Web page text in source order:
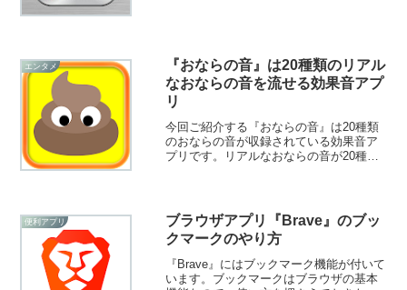
エンタメ
『おならの音』は20種類のリアル
なおならの音を流せる効果音アプ
リ
今回ご紹介する『おならの音』は20種類
のおならの音が収録されている効果音ア
プリです。リアルなおならの音が20種類
便利アプリ
ブラウザアプリ『Brave』のブッ
クマークのやり方
『Brave』にはブックマーク機能が付いて
います。ブックマークはブラウザの基本